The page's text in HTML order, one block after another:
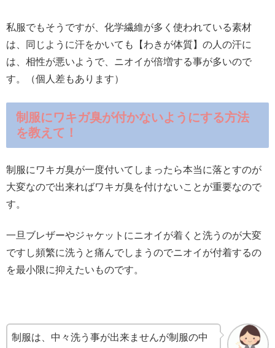
私服でもそうですが、化学繊維が多く使われている素材
は、同じように汗をかいても【わきが体質】の人の汗に
は、相性が悪いようで、ニオイが倍増する事が多いので
す。（個人差もあります）
制服にワキガ臭が付かないようにする方法
を教えて！
制服にワキガ臭が一度付いてしまったら本当に落とすのが
大変なので出来ればワキガ臭を付けないことが重要なので
す。
一旦ブレザーやジャケットにニオイが着くと洗うのが大変
ですし頻繁に洗うと痛んでしまうのでニオイが付着するの
を最小限に抑えたいものです。
制服は、中々洗う事が出来ませんが制服の中